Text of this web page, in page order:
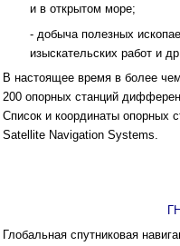
и в открытом море;
- добыча полезных
изыскательских работ и др.
В настоящее время в более
200 опорных станций
Список и координаты опорных
Satellite Navigation Systems.
Глобальная спутниковая